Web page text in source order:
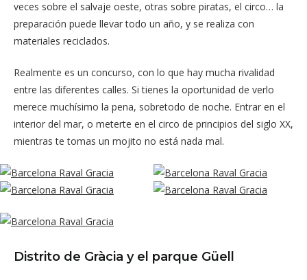
veces sobre el salvaje oeste, otras sobre piratas, el circo… la
preparación puede llevar todo un año, y se realiza con
materiales reciclados.
Realmente es un concurso, con lo que hay mucha rivalidad
entre las diferentes calles. Si tienes la oportunidad de verlo
merece muchísimo la pena, sobretodo de noche. Entrar en el
interior del mar, o meterte en el circo de principios del siglo XX,
mientras te tomas un mojito no está nada mal.
Distrito de Gràcia y el parque Güell